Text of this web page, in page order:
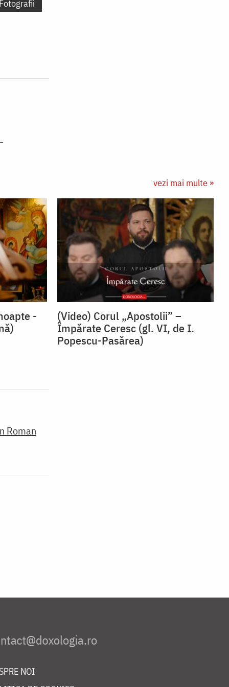
vezi mai multe »
-
(Video) Corul „Apostolii” –
⁠Împărate Ceresc (gl. VI, de I.
Popescu-Pasărea)
Roman
NOI